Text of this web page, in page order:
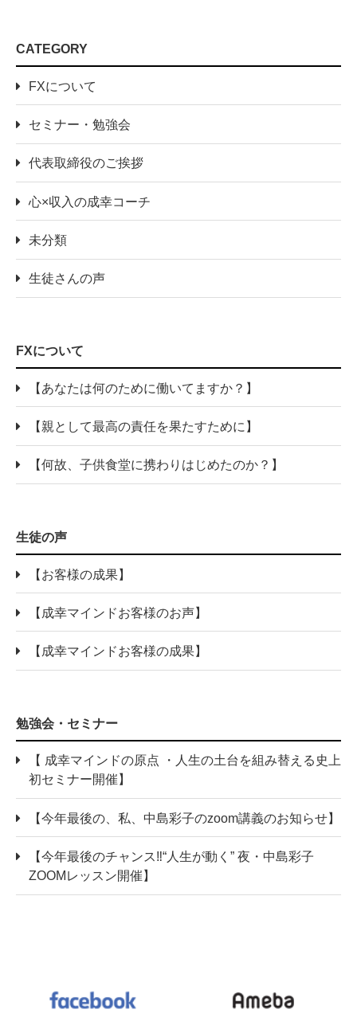
CATEGORY
FXについて
セミナー・勉強会
代表取締役のご挨拶
心×収入の成幸コーチ
未分類
生徒さんの声
FXについて
【あなたは何のために働いてますか？】
【親として最高の責任を果たすために】
【何故、子供食堂に携わりはじめたのか？】
生徒の声
【お客様の成果】
【成幸マインドお客様のお声】
【成幸マインドお客様の成果】
勉強会・セミナー
【 成幸マインドの原点 ・人生の土台を組み替える史上
初セミナー開催】
【今年最後の、私、中島彩子のzoom講義のお知らせ】
【今年最後のチャンス‼“人生が動く” 夜・中島彩子
ZOOMレッスン開催】